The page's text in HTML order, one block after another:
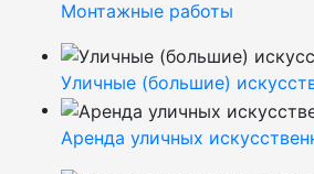
Монтажные работы
Уличные (большие)
Аренда уличных